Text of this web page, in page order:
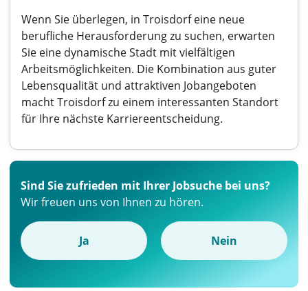
Wenn Sie überlegen, in Troisdorf eine neue
berufliche Herausforderung zu suchen, erwarten
Sie eine dynamische Stadt mit vielfältigen
Arbeitsmöglichkeiten. Die Kombination aus guter
Lebensqualität und attraktiven Jobangeboten
macht Troisdorf zu einem interessanten Standort
für Ihre nächste Karriereentscheidung.
Sind Sie zufrieden mit Ihrer Jobsuche bei uns?
Wir freuen uns von Ihnen zu hören.
Ja Nein